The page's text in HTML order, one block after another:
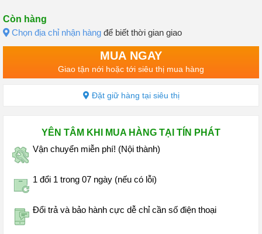
Còn hàng
Chọn địa chỉ nhận hàng để biết thời gian giao
MUA NGAY
Giao tận nới hoặc tới siêu thị mua hàng
Đặt giữ hàng tại siêu thị
YÊN TÂM KHI MUA HÀNG TẠI TÍN PHÁT
Vận chuyển miễn phí! (Nội thành)
1 đổi 1 trong 07 ngày (nếu có lỗi)
Đổi trả và bảo hành cực dễ chỉ cần số điện thoại